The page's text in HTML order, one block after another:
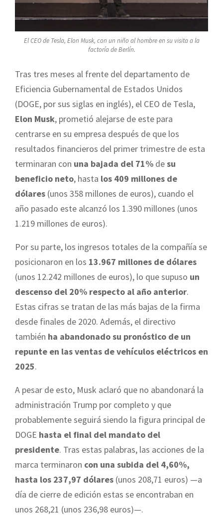
El CEO de Tesla, Elon Musk, con un niño al hombre en su visita a la
factoría de Berlín.
Tras tres meses al frente del departamento de
Eficiencia Gubernamental de Estados Unidos
(DOGE, por sus siglas en inglés), el CEO de Tesla,
Elon Musk, prometió alejarse de este para
centrarse en su empresa después de que los
resultados financieros del primer trimestre de esta
terminaran con una bajada del 71% desu
beneficio neto, hasta los 409 millones de
dólares (unos 358 millones de euros), cuando el
año pasado este alcanzó los 1.390 millones (unos
1.219 millones de euros).
Por su parte, los ingresos totales de la compañía se
posicionaron en los 13.967 millones de dólares
(unos 12.242 millones de euros), lo que supuso un
descenso del 20% respecto al año anterior.
Estas cifras se tratan de las más bajas de la firma
desde finales de 2020. Además, el directivo
también ha abandonado su pronóstico de un
repunte en las ventas de vehículos eléctricos en
2025.
A pesar de esto, Musk aclaró que no abandonará la
administración Trump por completo y que
probablemente seguirá siendo la figura principal de
DOGE hasta el final del mandato del
presidente. Tras estas palabras, las acciones de la
marca terminaron con una subida del 4,60%,
hasta los 237,97 dólares (unos 208,71 euros) —a
día de cierre de edición estas se encontraban en
unos 268,21 (unos 236,98 euros)—.